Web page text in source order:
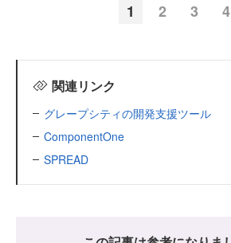
1 2 3 4
関連リンク
グレープシティの開発支援ツール
ComponentOne
SPREAD